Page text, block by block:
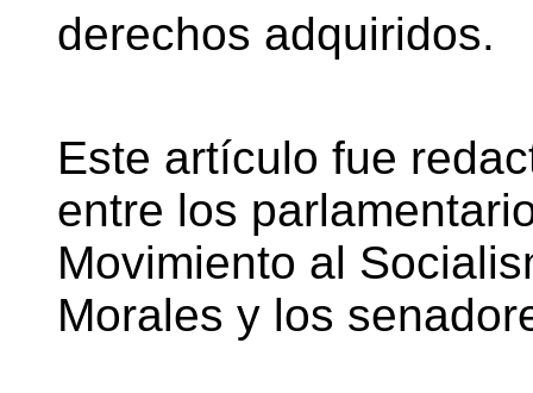
derechos adquiridos.
Este artículo fue
entre los
Movimiento al
Morales y los